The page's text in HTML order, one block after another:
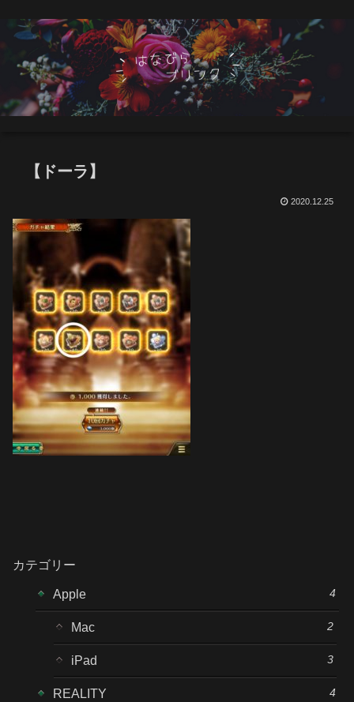
【ドーラ】
2020.12.25
カテゴリー
Apple 4
Mac 2
iPad 3
REALITY 4